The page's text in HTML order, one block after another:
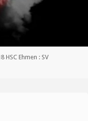
HSC Ehmen : SV